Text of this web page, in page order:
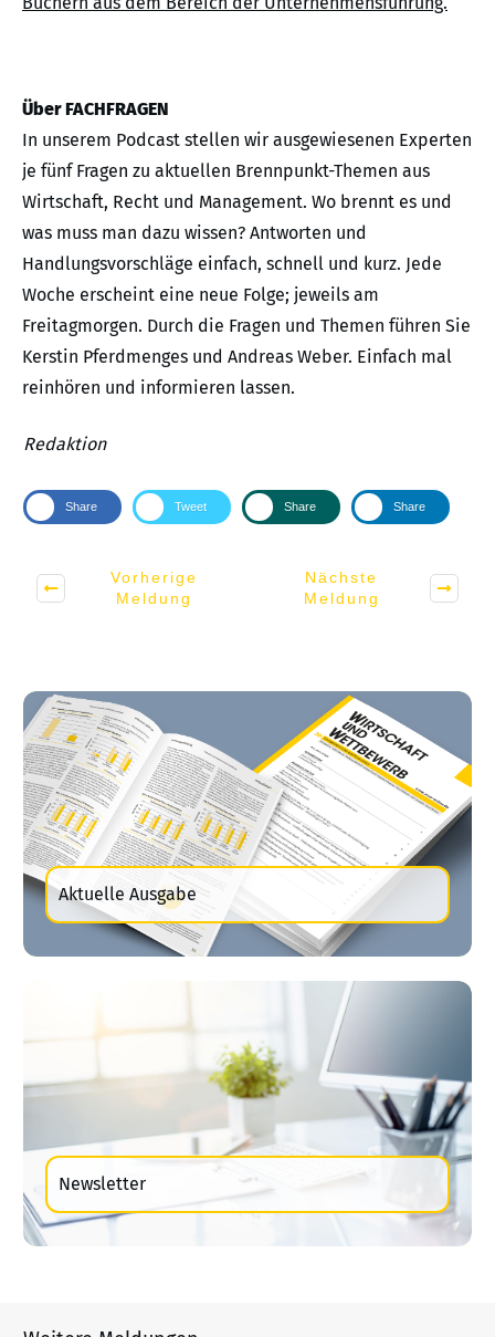
Über FACHFRAGEN
In unserem Podcast stellen wir ausgewiesenen Experten
je fünf Fragen zu aktuellen Brennpunkt-Themen aus
Wirtschaft, Recht und Management. Wo brennt es und
was muss man dazu wissen? Antworten und
Handlungsvorschläge einfach, schnell und kurz. Jede
Woche erscheint eine neue Folge; jeweils am
Freitagmorgen. Durch die Fragen und Themen führen Sie
Kerstin Pferdmenges und Andreas Weber. Einfach mal
reinhören und informieren lassen.
Redaktion
Share Tweet Share Share
Vorherige
Meldung
Nächste
Meldung
Aktuelle Ausgabe
Newsletter